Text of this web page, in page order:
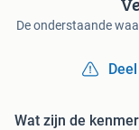
De onderstaande
Wat zijn de